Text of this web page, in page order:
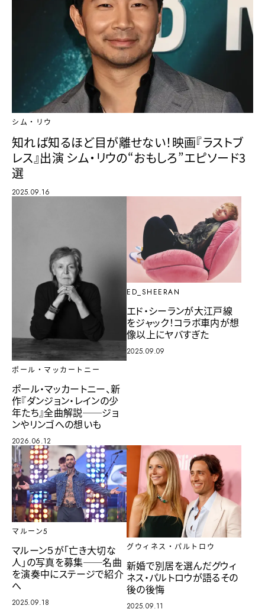
シム・リウ
知れば知るほど目が離せない！映画『ラストブ
レス』出演 シム・リウの“おもしろ”エピソード3
選
2025.09.16
ポール・マッカートニー
ポール・マッカートニー、新
作『ダンジョン・レインの少
年たち』全曲解説──ジョ
ンやリンゴへの想いも
2026.06.12
ED_SHEERAN
エド・シーランが大江戸線
をジャック！コラボ車内が想
像以上にヤバすぎた
2025.09.09
マルーン5
マルーン５が「亡き大切な
人」の写真を募集──名曲
を演奏中にステージで紹介
へ
2025.09.18
グウィネス・パルトロウ
新婚で別居を選んだグウィ
ネス・パルトロウが語るその
後の後悔
2025.09.11